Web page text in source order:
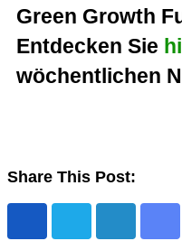
Green Growth
Entdecken Sie
wöchentlichen
Share This Post: